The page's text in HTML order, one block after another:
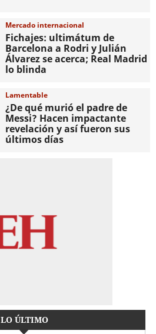
Mercado internacional
Fichajes: ultimátum de
Barcelona a Rodri y Julián
Álvarez se acerca; Real Madrid
lo blinda
Lamentable
¿De qué murió el padre de
Messi? Hacen impactante
revelación y así fueron sus
últimos días
LO ÚLTIMO